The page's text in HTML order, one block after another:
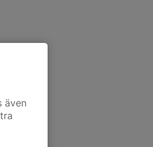
även